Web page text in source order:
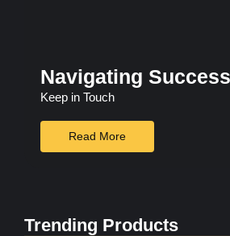
Navigating
Keep in Touch
Read More
Trending Products